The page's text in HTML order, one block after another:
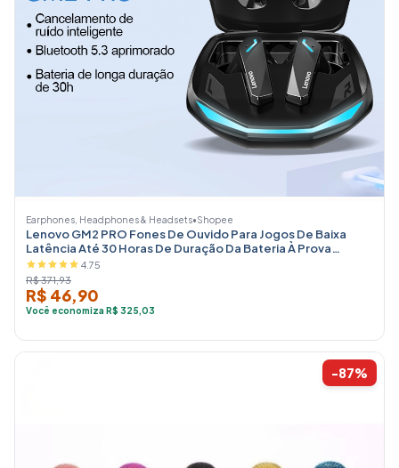
Earphones, Headphones & Headsets•Shopee
Lenovo GM2 PRO Fones De Ouvido Para Jogos De Baixa
Latência Até 30 Horas De Duração Da Bateria À Prova
D'água HIFI
4.75
R$ 371,93
R$ 46,90
Você economiza R$ 325,03
-87%